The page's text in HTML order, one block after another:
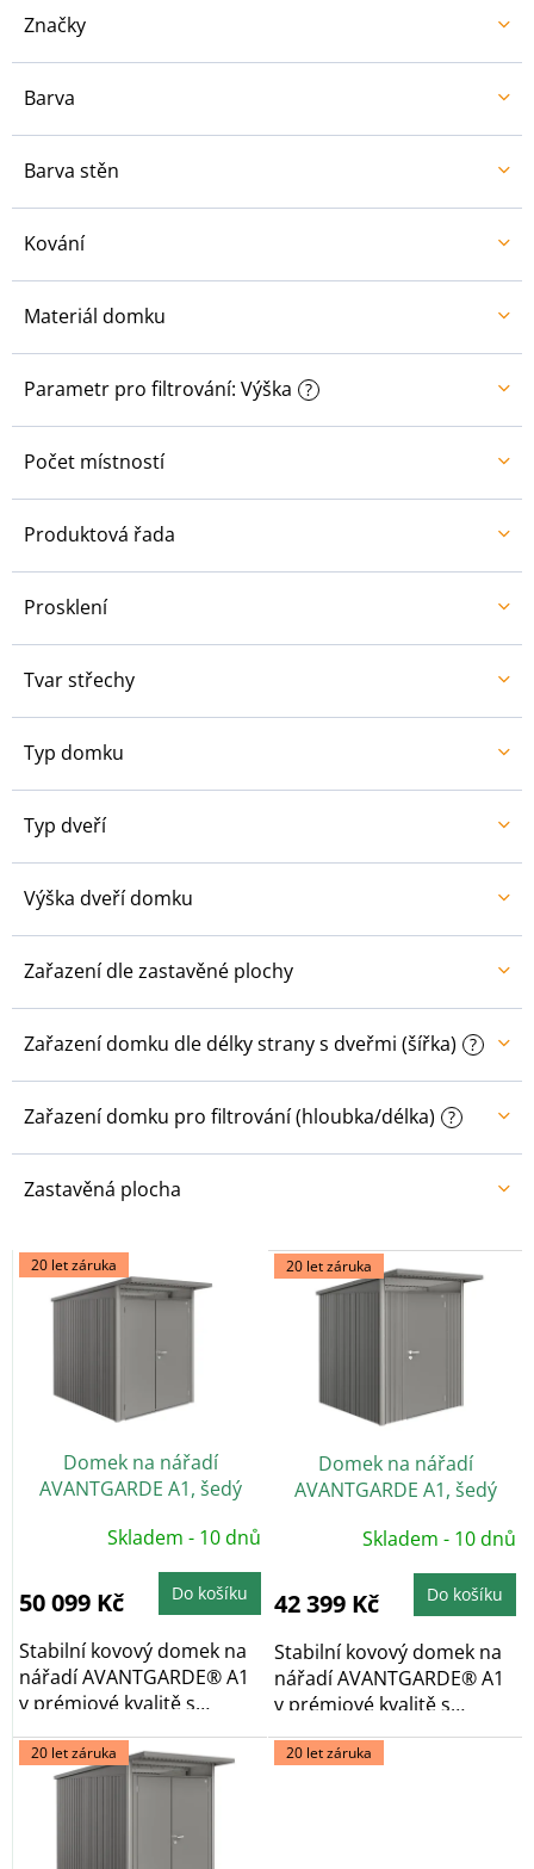
Značky
Barva
Barva stěn
Kování
Materiál domku
Parametr pro filtrování: Výška ?
Počet místností
Produktová řada
Prosklení
Tvar střechy
Typ domku
Typ dveří
Výška dveří domku
Zařazení dle zastavěné plochy
Zařazení domku dle délky strany s dveřmi (šířka) ?
Zařazení domku pro filtrování (hloubka/délka) ?
Zastavěná plocha
V
ý
20 let záruka
Domek na nářadí
AVANTGARDE A1, šedý
Skladem - 10 dnů
50 099 Kč Do košíku
Stabilní kovový domek na
nářadí AVANTGARDE® A1
v prémiové kvalitě s
20 let záruka
Domek na nářadí
AVANTGARDE A1, šedý
Skladem - 10 dnů
42 399 Kč Do košíku
Stabilní kovový domek na
nářadí AVANTGARDE® A1
v prémiové kvalitě s
pultovou...
20 let záruka 20 let záruka